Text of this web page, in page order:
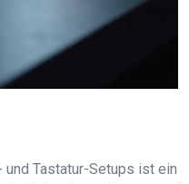
Tastatur-Setups ist ein